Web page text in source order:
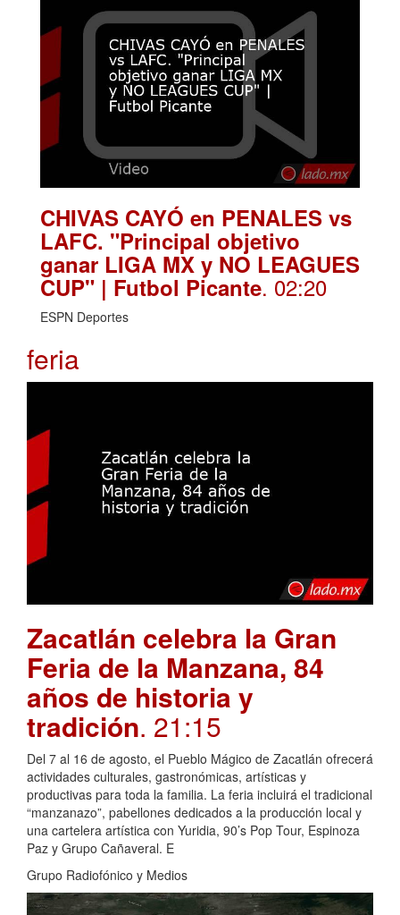
CHIVAS CAYÓ en PENALES vs
LAFC. "Principal objetivo
ganar LIGA MX y NO LEAGUES
CUP" | Futbol Picante. 02:20
ESPN Deportes
feria
Zacatlán celebra la Gran
Feria de la Manzana, 84
años de historia y
tradición. 21:15
Del 7 al 16 de agosto, el Pueblo Mágico de Zacatlán ofrecerá
actividades culturales, gastronómicas, artísticas y
productivas para toda la familia. La feria incluirá el tradicional
“manzanazo”, pabellones dedicados a la producción local y
una cartelera artística con Yuridia, 90’s Pop Tour, Espinoza
Paz y Grupo Cañaveral. E
Grupo Radiofónico y Medios